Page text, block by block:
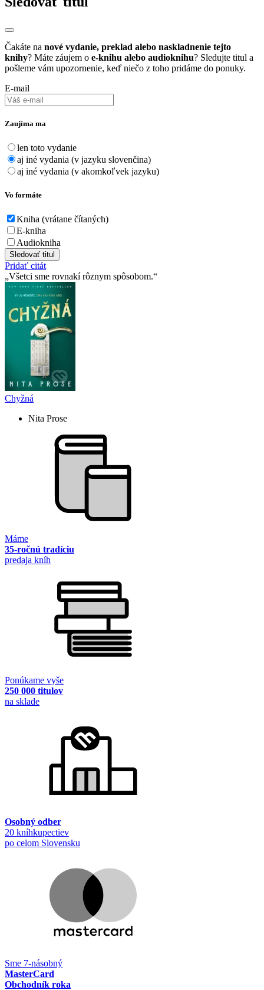
Čakáte na nové vydanie, preklad alebo naskladnenie tejto
knihy? Máte záujem o e-knihu alebo audioknihu? Sledujte titul a
pošleme vám upozornenie, keď niečo z toho pridáme do ponuky.
E-mail
Zaujíma ma
len toto vydanie
aj iné vydania (v jazyku slovenčina)
aj iné vydania (v akomkoľvek jazyku)
Vo formáte
Kniha (vrátane čítaných)
E-kniha
Audiokniha
Sledovať titul
Pridať citát
Všetci sme rovnakí rôznym spôsobom.
Chyžná
Nita Prose
Máme
35-ročnú tradíciu
predaja kníh
Ponúkame vyše
250 000 titulov
na sklade
Osobný odber
20 kníhkupectiev
po celom Slovensku
Sme 7-násobný
MasterCard
Obchodník roka